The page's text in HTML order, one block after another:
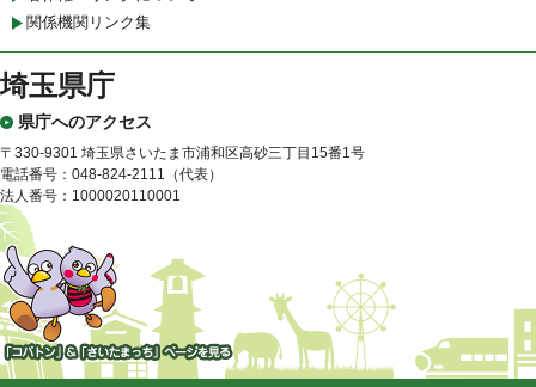
関係機関リンク集
埼玉県庁
県庁へのアクセス
〒330-9301 埼玉県さいたま市浦和区高砂三丁目15番1号
電話番号：048-824-2111（代表）
法人番号：1000020110001
「コバトン」&「さいたまっ